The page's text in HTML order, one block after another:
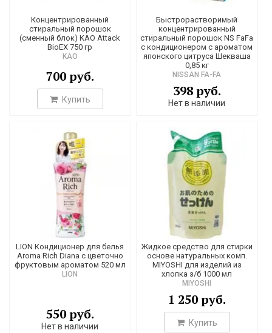
Концентрированный
стиральный порошок
(сменный блок) KAO Attack
BioEX 750 гр
KAO
700 руб.
Купить
Быстрорастворимый
концентрированный
стиральный порошок NS FaFa
с кондиционером с ароматом
японского цитруса Шекваша
0,85 кг
NISSAN FA-FA
398 руб.
Нет в наличии
LION Кондиционер для белья
Aroma Rich Diana с цветочно
фруктовым ароматом 520 мл
LION
550 руб.
Нет в наличии
Жидкое средство для стирки
основе натуральных комп.
MIYOSHI для изделий из
хлопка з/б 1000 мл
MIYOSHI
1 250 руб.
Купить